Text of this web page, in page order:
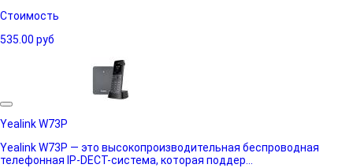
Стоимость
535.00 руб
Yealink W73P
Yealink W73P — это высокопроизводительная беспроводная
телефонная IP-DECT-система, которая поддер...